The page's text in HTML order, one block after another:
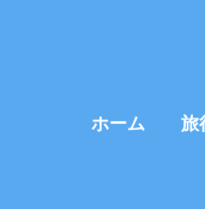
ホーム 旅